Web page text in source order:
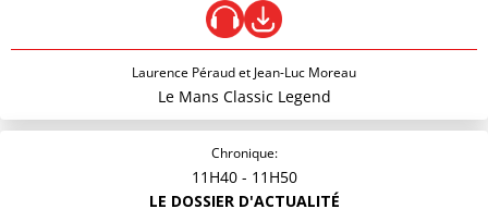
Laurence Péraud et Jean-Luc Moreau
Le Mans Classic Legend
Chronique:
11H40 - 11H50
LE DOSSIER D'ACTUALITÉ